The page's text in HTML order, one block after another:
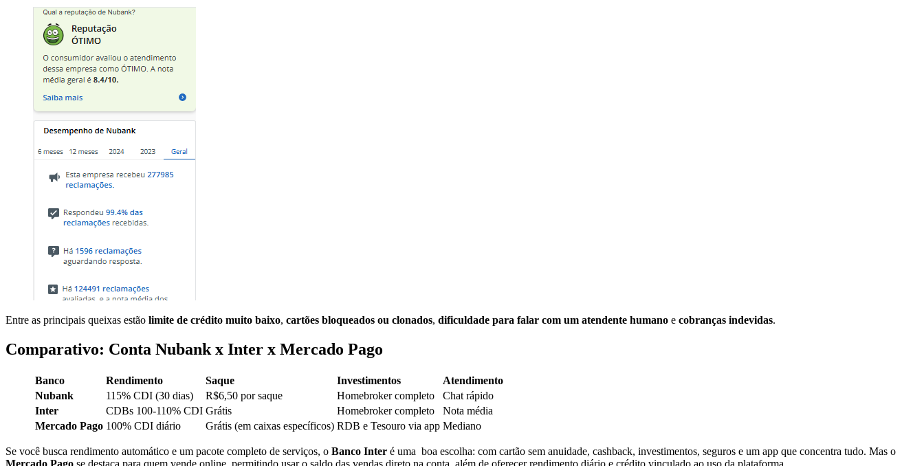
Entre as principais queixas estão limite de crédito muito baixo, cartões bloqueados ou clonados, dificuldade para falar com um atendente humano e cobranças indevidas.
Comparativo: Conta Nubank x Inter x Mercado Pago
Banco Rendimento Saque Investimentos
Atendimento
Nubank
115% CDI (30 dias) R$6,50 por saque Homebroker completo
Chat rápido
Inter
CDBs 100-110% CDI Grátis Homebroker completo
Nota média
Mercado Pago 100% CDI diário Grátis (em caixas específicos) RDB e Tesouro via app Mediano
Se você busca rendimento automático e um pacote completo de serviços, o Banco Inter é uma boa escolha: com cartão sem anuidade, cashback, investimentos, seguros e um app que concentra tudo. Mas o